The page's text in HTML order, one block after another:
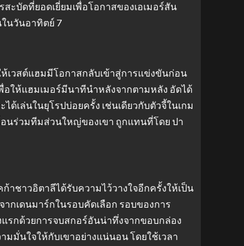
ะบัดที่ยอดเยี่ยมเพื่อโอกาสของเอเมอร์สัน
นวันอาทิตย์ 7
เวสต์แฮมมีโอกาสกลับเข้าสู่การแข่งขันก่อน
อให้แฮมเมอร์มีนาทีนำหลังจากตามหลัง อัดได้
ด้เล่นในยุโรปบ่อยครั้ง เช่นเดียวกับตัวจี้ในเกม
อนร่วมทีมส่วนใหญ่ของเขา ถูกแทนที่โดย ปา
าชาวอิตาลีได้รับความไว้วางใจอีกครั้งให้เป็น
กเดนมาร์กในรอบคัดเลือก รอบของการ
รกด้วยการจบสกอร์อันน่าทึ่งจากขอบกล่อง
มั่นใจให้กับเขาอย่างแน่นอน โดยใช้เวลา